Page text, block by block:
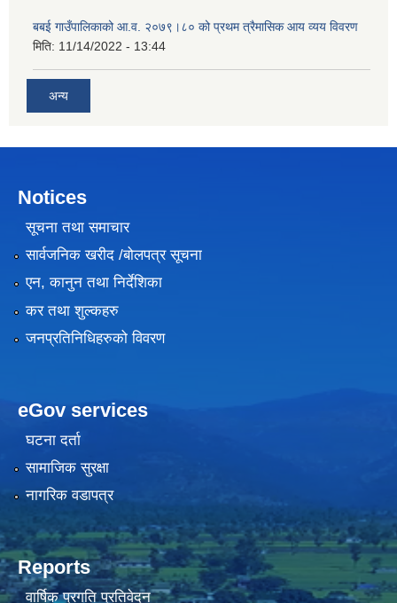
बबई गाउँपालिकाको आ.व. २०७९।८० को प्रथम त्रैमासिक आय व्यय विवरण
मिति: 11/14/2022 - 13:44
अन्य
Notices
सूचना तथा समाचार
सार्वजनिक खरीद /बोलपत्र सूचना
एन, कानुन तथा निर्देशिका
कर तथा शुल्कहरु
जनप्रतिनिधिहरुको विवरण
eGov services
घटना दर्ता
सामाजिक सुरक्षा
नागरिक वडापत्र
Reports
वार्षिक प्रगति प्रतिवेदन